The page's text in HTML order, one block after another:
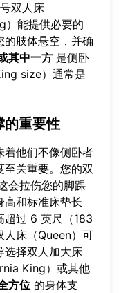
双人床
）能提供必要的
的肢体悬空，并确
其中一方 是侧卧
size）通常是
的重要性
着他们不像侧卧者
关重要。您的双
会拉伤您的脚踝
高和标准床垫长
超过 6 英尺（183
人床（Queen）可
选择双人加大床
King）或其他
方位 的身体支